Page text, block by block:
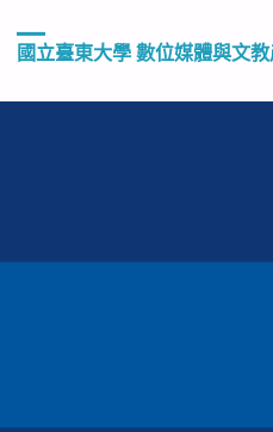
國立臺東大學 數位媒體與文